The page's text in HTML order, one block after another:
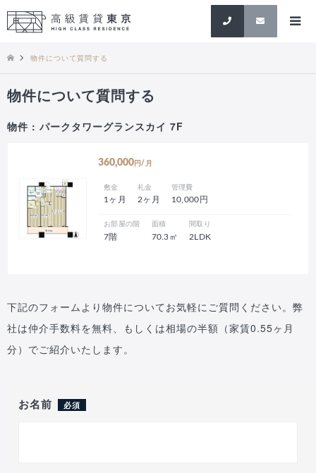
検索
物件について質問する
物件について質問する
物件 : パークタワーグランスカイ 7F
360,000 円/月
敷金
1ヶ月
礼金
2ヶ月
管理費
10,000円
お部屋の階
7階
面積
70.3㎡
間取り
2LDK
下記のフォームより物件についてお気軽にご質問ください。弊
社は仲介手数料を無料、もしくは相場の半額（家賃0.55ヶ月
分）でご紹介いたします。
お名前 必須